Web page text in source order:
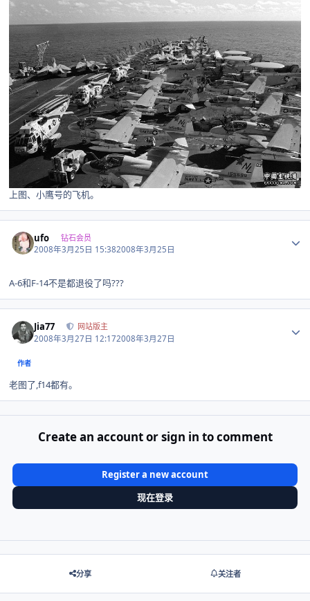
上图、小鹰号的飞机。
ufo 钻石会员
2008年3月25日 15:382008年3月25日
A-6和F-14不是都退役了吗???
Jia77 网站版主
2008年3月27日 12:172008年3月27日
作者
老图了,f14都有。
Create an account or sign in to comment
Register a new account
现在登录
分享 关注者